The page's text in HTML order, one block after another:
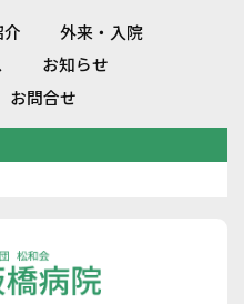
外来・入院
お知らせ
お問合せ